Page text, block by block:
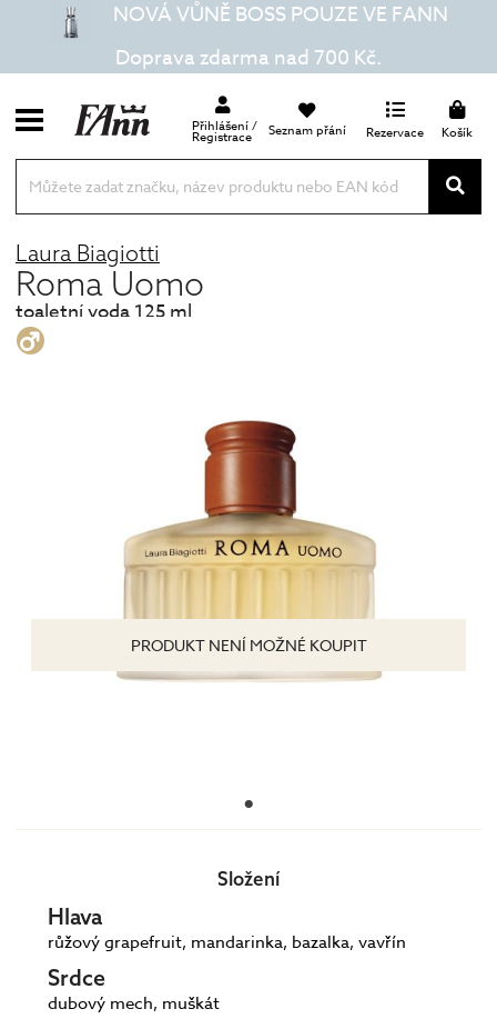
NOVÁ VŮNĚ BOSS POUZE VE FANN
Doprava zdarma nad 700 Kč.
Přihlášení /
Registrace Seznam přání Rezervace Košík
Laura Biagiotti
Roma Uomo
toaletní voda 125 ml
PRODUKT NENÍ MOŽNÉ KOUPIT
Složení
Hlava
růžový grapefruit, mandarinka, bazalka, vavřín
Srdce
dubový mech, muškát